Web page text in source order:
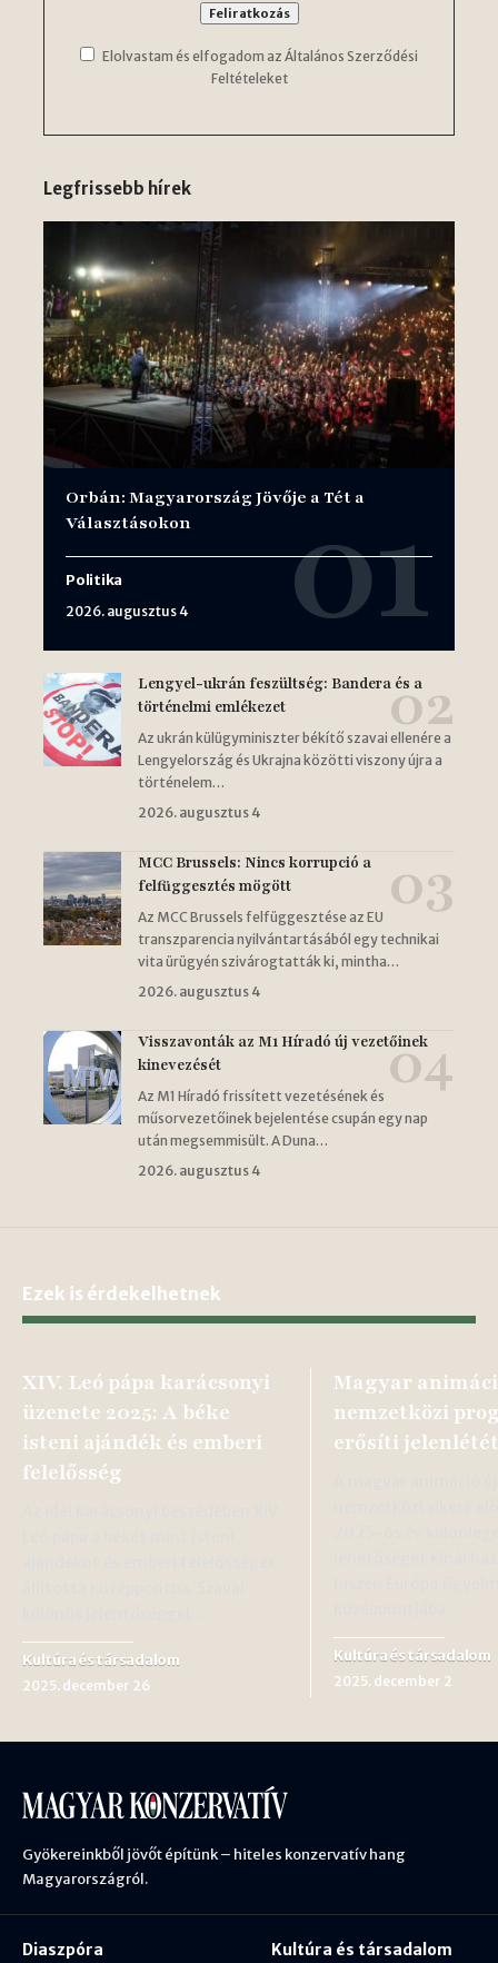
Elolvastam és elfogadom az Általános Szerződési
Feltételeket
Legfrissebb hírek
Orbán: Magyarország Jövője a Tét a
Választásokon
Politika
2026. augusztus 4
Lengyel-ukrán feszültség: Bandera és a
történelmi emlékezet
Az ukrán külügyminiszter békítő szavai ellenére a
Lengyelország és Ukrajna közötti viszony újra a
történelem…
2026. augusztus 4
MCC Brussels: Nincs korrupció a
felfüggesztés mögött
Az MCC Brussels felfüggesztése az EU
transzparencia nyilvántartásából egy technikai
vita ürügyén szivárogtatták ki, mintha…
2026. augusztus 4
Visszavonták az M1 Híradó új vezetőinek
kinevezését
Az M1 Híradó frissített vezetésének és
műsorvezetőinek bejelentése csupán egy nap
után megsemmisült. A Duna…
2026. augusztus 4
Ezek is érdekelhetnek
XIV. Leó pápa karácsonyi
üzenete 2025: A béke
isteni ajándék és emberi
felelősség
Kultúra és társadalom
2025. december 26
Magyar
nemzetközi
erősíti jelenlétét
Kultúra és társadalom
2025. december 2
Gyökereinkből jövőt építünk – hiteles konzervatív hang
Magyarországról.
Diaszpóra Kultúra és társadalom